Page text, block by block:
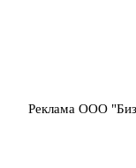
Реклама ООО